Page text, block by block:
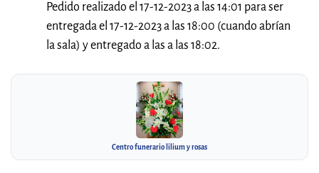
Pedido realizado el 17-12-2023 a las 14:01 para ser
entregada el 17-12-2023 a las 18:00 (cuando abrían
la sala) y entregado a las a las 18:02.
Centro funerario lilium y rosas